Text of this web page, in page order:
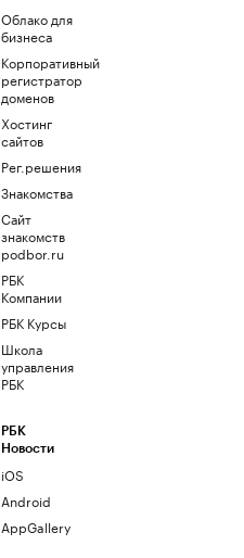
Облако для
бизнеса
Корпоративный
регистратор
доменов
Хостинг
сайтов
Рег.решения
Знакомства
Сайт
знакомств
podbor.ru
РБК
Компании
РБК Курсы
Школа
управления
РБК
РБК
Новости
iOS
Android
AppGallery